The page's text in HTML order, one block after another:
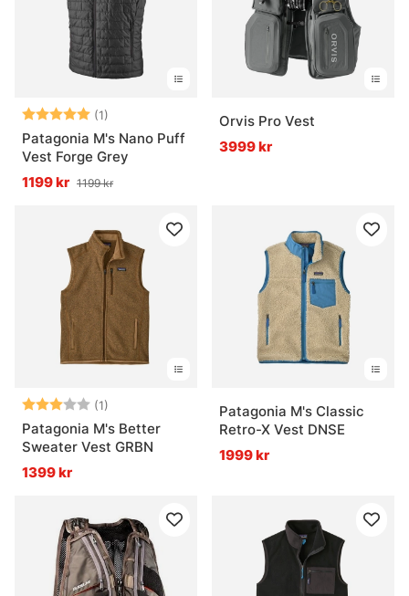
Betyg: (1)
5.0 utav 5 stjärnor
Patagonia M's Nano Puff
Vest Forge Grey
1199 kr 1199 kr
Orvis Pro Vest
3999 kr
Betyg: (1)
3.0 utav 5 stjärnor
Patagonia M's Better
Sweater Vest GRBN
1399 kr
Patagonia M's Classic
Retro-X Vest DNSE
1999 kr